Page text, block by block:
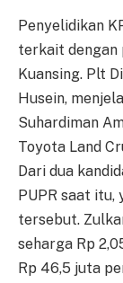
Penyelidikan
terkait dengan
Kuansing. Plt
Husein,
Suhardiman
Toyota Land
Dari dua
PUPR saat
tersebut.
seharga Rp
Rp 46,5 juta